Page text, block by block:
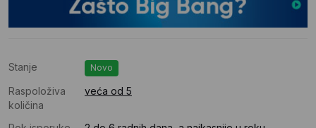
Stanje Novo
Raspoloživa
količina
veća od 5